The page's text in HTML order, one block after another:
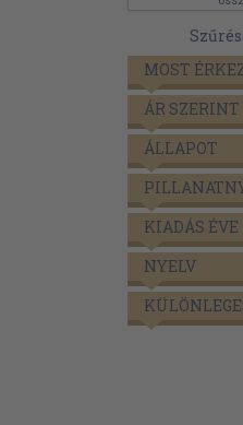
MOST
ÁR SZERINT
ÁLLAPOT
KIADÁS ÉVE
NYELV